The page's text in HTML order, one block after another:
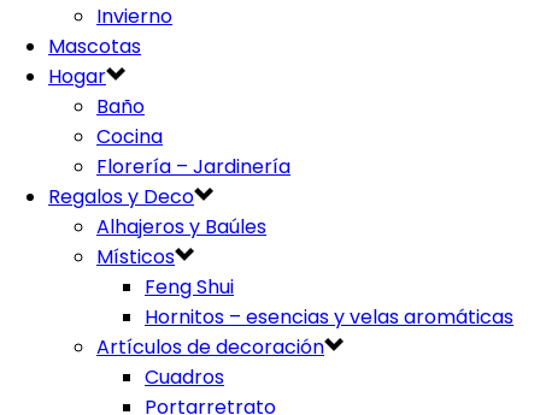
Invierno
Mascotas
Hogar
Baño
Cocina
Florería – Jardinería
Regalos y Deco
Alhajeros y Baúles
Místicos
Feng Shui
Hornitos – esencias y velas aromáticas
Artículos de decoración
Cuadros
Portarretrato